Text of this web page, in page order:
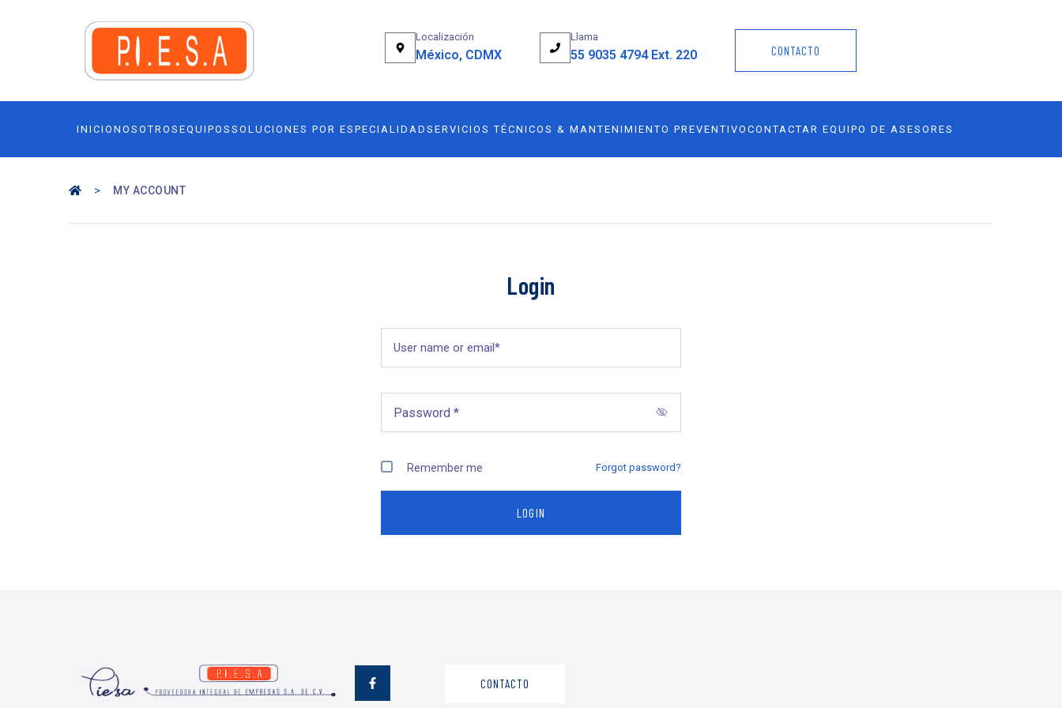
Localización
México, CDMX
Llama
55 9035 4794 Ext. 220 CONTACTO
INICIO NOSOTROS EQUIPOS SOLUCIONES POR ESPECIALIDAD SERVICIOS TÉCNICOS & MANTENIMIENTO PREVENTIVO CONTACTAR EQUIPO DE ASESORES
> MY ACCOUNT
Login
Remember me Forgot password?
CONTACTO